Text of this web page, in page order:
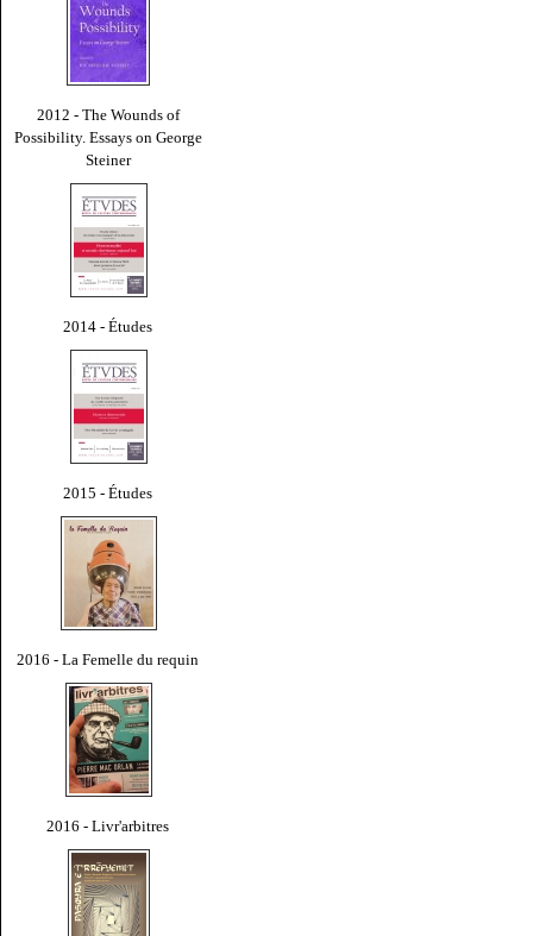
2012 - The Wounds of
Possibility. Essays on George
Steiner
2014 - Études
2015 - Études
2016 - La Femelle du requin
2016 - Livr'arbitres